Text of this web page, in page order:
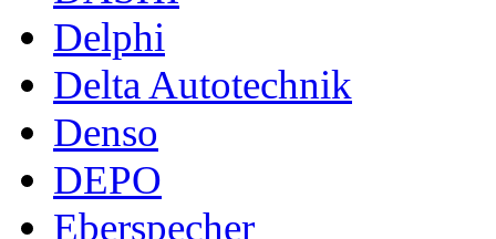
Delphi
Delta Autotechnik
Denso
DEPO
Eberspecher